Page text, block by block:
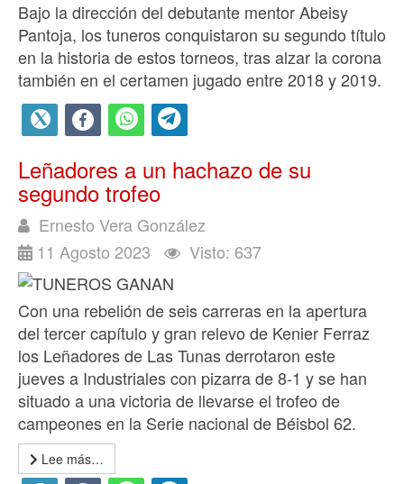
Bajo la dirección del debutante mentor Abeisy
Pantoja, los tuneros conquistaron su segundo título
en la historia de estos torneos, tras alzar la corona
también en el certamen jugado entre 2018 y 2019.
Leñadores a un hachazo de su
segundo trofeo
Ernesto Vera González
11 Agosto 2023
Visto: 637
Con una rebelión de seis carreras en la apertura
del tercer capítulo y gran relevo de Kenier Ferraz
los Leñadores de Las Tunas derrotaron este
jueves a Industriales con pizarra de 8-1 y se han
situado a una victoria de llevarse el trofeo de
campeones en la Serie nacional de Béisbol 62.
Lee más…